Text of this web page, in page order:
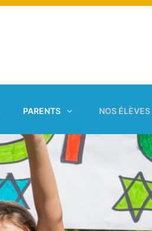
PARENTS NOS ÉLÈVES